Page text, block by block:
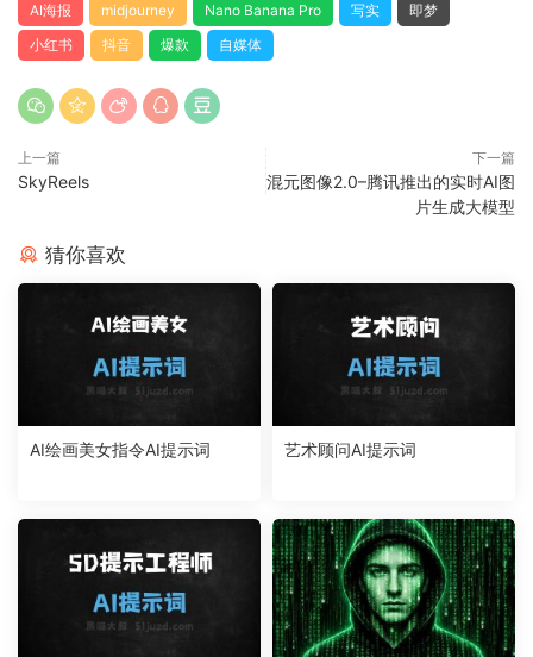
AI海报 midjourney Nano Banana Pro 写实
即梦
小红书
抖音 爆款 自媒体
上一篇
SkyReels
下一篇
混元图像2.0–腾讯推出的实时AI图
片生成大模型
猜你喜欢
AI绘画美女指令AI提示词 艺术顾问AI提示词